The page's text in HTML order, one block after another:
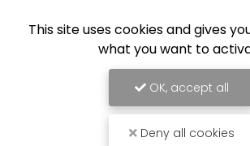
This site uses cookies and gives
what you want to
OK, accept all
Deny all cookies